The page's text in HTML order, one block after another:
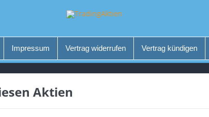
Impressum Vertrag widerrufen Vertrag kündigen
Aktien